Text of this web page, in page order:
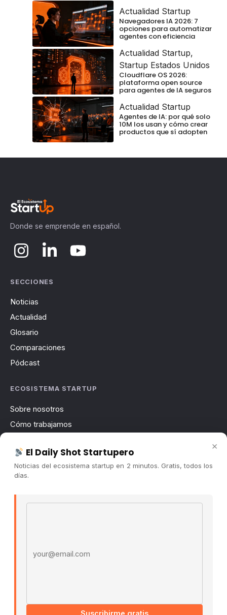
Actualidad Startup
Navegadores IA 2026: 7
opciones para automatizar
agentes con eficiencia
Actualidad Startup,
Startup Estados Unidos
Cloudflare OS 2026:
plataforma open source
para agentes de IA seguros
Actualidad Startup
Agentes de IA: por qué solo
10M los usan y cómo crear
productos que sí adopten
Donde se emprende en español.
SECCIONES
Noticias
Actualidad
Glosario
Comparaciones
Pódcast
ECOSISTEMA STARTUP
Sobre nosotros
Cómo trabajamos
Contacto
Publicidad
Políticas De Privacidad · Términos De Uso
×
El Daily Shot Startupero
Noticias del ecosistema startup en 2 minutos. Gratis, todos los
días.
Suscribirme gratis